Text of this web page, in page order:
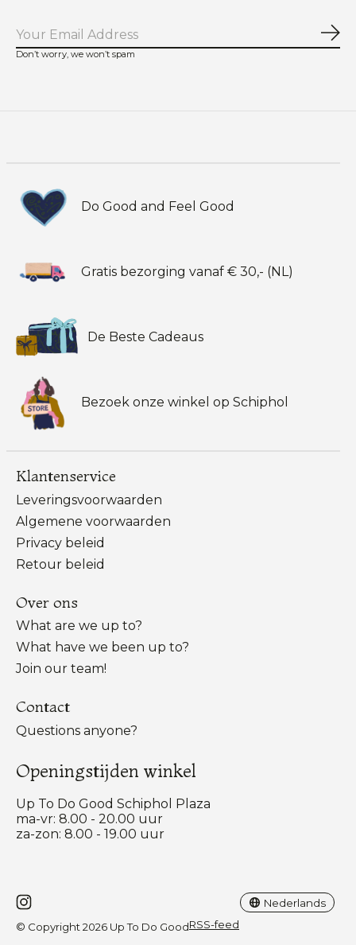
Don’t worry, we won’t spam
Do Good and Feel Good
Gratis bezorging vanaf € 30,- (NL)
De Beste Cadeaus
Bezoek onze winkel op Schiphol
Klantenservice
Leveringsvoorwaarden
Algemene voorwaarden
Privacy beleid
Retour beleid
Over ons
What are we up to?
What have we been up to?
Join our team!
Contact
Questions anyone?
Openingstijden winkel
Up To Do Good Schiphol Plaza
ma-vr: 8.00 - 20.00 uur
za-zon: 8.00 - 19.00 uur
© Copyright 2026 Up To Do GoodRSS-feed
Nederlands